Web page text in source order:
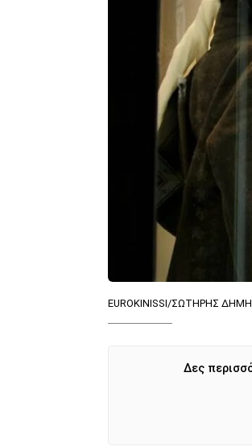
EUROKINISSI/ΣΩΤΗΡΗΣ
Δες